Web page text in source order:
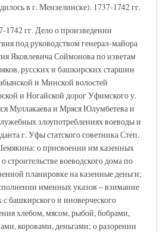
в г. Мензелинске). 1737-1742 гг.
1742 гг. Дело о произведении
под руководством генерал-майора
Яковлевича Соймонова по изветам
русских и башкирских старшин
и Минской волостей
и Ногайской дорог Уфимского у.
Муллакаева и Мряся Юлумбетева и
злоупотреблениях воеводы и
г. Уфы статского советника Степ.
о присвоении им казенных
о строительстве воеводского дома по
планировке на казенные деньги;
именных указов – взимание
с башкирского и иноверческого
хлебом, мясом, рыбой, бобрами,
коровами, деньгами; о разорении